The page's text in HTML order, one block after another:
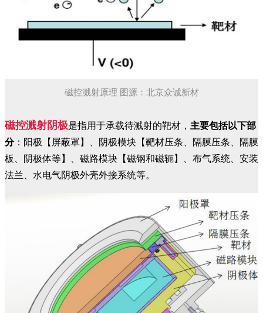
磁控溅射原理 图源：北京众诚新材
磁控溅射阴极是指用于承载待溅射的靶材， 主要包括以下部
分：阳极【屏蔽罩】、阴极模块【靶材压条、隔膜压条、隔膜
板、阴极体等】、磁路模块【磁钢和磁轭】、布气系统、安装
法兰、水电气阴极外壳外接系统等。